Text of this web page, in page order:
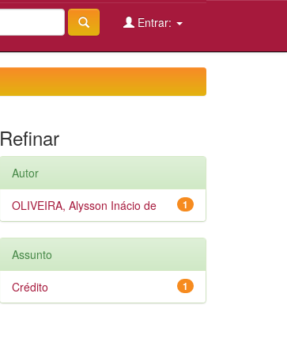
Entrar:
Refinar
Autor
1
OLIVEIRA, Alysson Inácio de
Assunto
1
Crédito